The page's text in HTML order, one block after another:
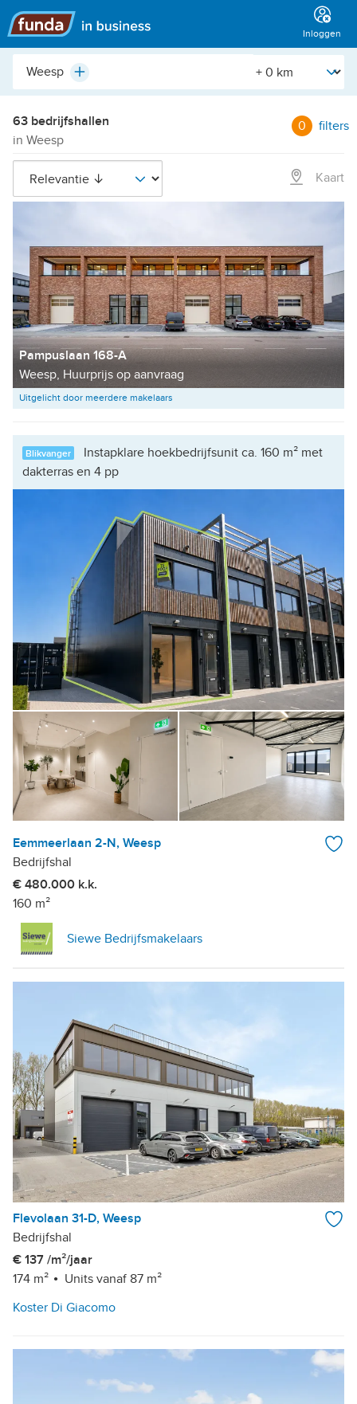
Hoofdmenu
Inloggen
Plaats,
etc.
Plus [Straal]
63 bedrijfshallen
in Weesp
0 filters
Kaart
Pampuslaan 168-A
Weesp, Huurprijs op aanvraag
Uitgelicht door meerdere makelaars
Blikvanger
Instapklare hoekbedrijfsunit ca. 160 m² met
dakterras en 4 pp
Eemmeerlaan 2-N, Weesp
Bedrijfshal
€ 480.000 k.k.
160 m²
Siewe Bedrijfsmakelaars
Flevolaan 31-D, Weesp
Bedrijfshal
€ 137 /m²/jaar
174 m²
Units vanaf 87 m²
Koster Di Giacomo